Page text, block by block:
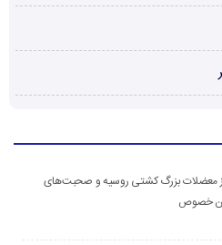
معضلات بزرگ کشتی روسیه و صحبت‌های
خصوص